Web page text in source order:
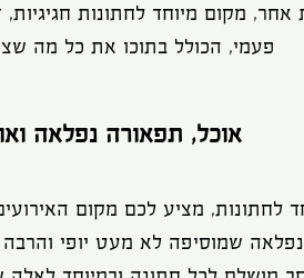
מקום מיוחד לחתונות חגיגיות,
פעמי, הכולל בתוכו את כל מה
אוכל, תפאורה נפלאה
לחתונות, מציע לכם מקום
שמוסיפה לא מעט יופי והרבה